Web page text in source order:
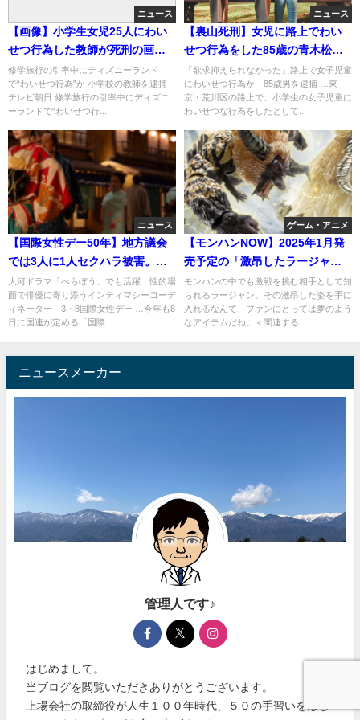
ニュース
【画像】小学生女児25人にわい
せつ行為した教師が死刑の画像
流出
修学旅行の引率中にディズニーランド
で“わいせつ行為”か 小学校の教師を逮捕 -
テレビ朝日 修学旅行の引率中にディズニ
ーランドで“わいせつ行...
ニュース
【裏山死刑】女児に路上でわい
せつ行為をした85歳の青木松太
郎とはどんな人間？
「欲求抑えられなかった」路上で女子児童
にわいせつ行為か 85歳男を逮捕 …東
京・荒川区の路上で、小学生の女子児童に
わいせつな行為をしたとして...
ニュース
【国際女性デー50年】地方議会
では3人に1人セクハラ被害。大
河ドラマ「べらぼう」の性的場
面
大河ドラマ「べらぼう」でも活躍 性的場
面で俳優に寄り添うインティマシーコーデ
ィネーター 3・8国際女性デー …今年も8
日に国連が定める「国際...
ゲーム・アニメ
【モンハンNOW】2025年1月発
売予定の「激昂したラージャ
ン」フィギュアが可動式で凄い
ｗ
モンハンの中でも激戦を挑む相手として知
られるラージャン。その激昂した姿を手に
入れるなんて、ファンにとっては夢のよう
なアイテムだね。＜関連する...
ニュースメーカー
管理人です♪
はじめまして。
当ブログを閲覧いただきありがとうございます。
上場会社の取締役が人生１００年時代、５０の手習いをはじ